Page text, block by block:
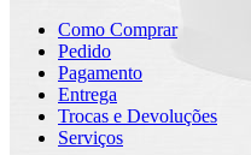
Como Comprar
Pedido
Pagamento
Entrega
Trocas e Devoluções
Serviços